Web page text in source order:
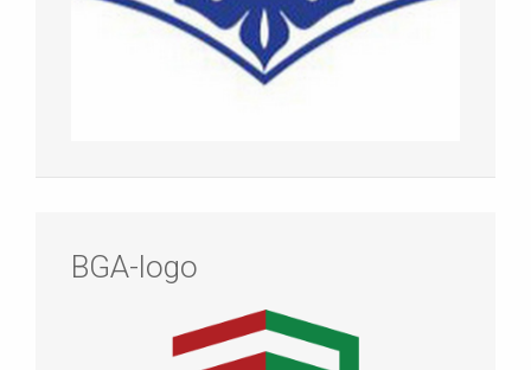
BGA-logo